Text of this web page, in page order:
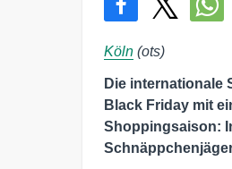
Köln (ots)
Die internationale
Black Friday mit
Shoppingsaison: